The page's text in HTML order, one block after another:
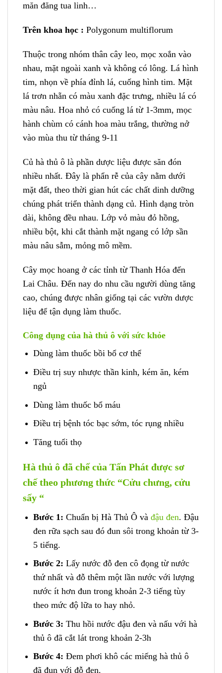
măn đăng tua linh…
Trên khoa học : Polygonum multiflorum
Thuộc trong nhóm thân cây leo, mọc xoắn vào
nhau, mặt ngoài xanh và không có lông. Lá hình
tim, nhọn về phía đỉnh lá, cuống hình tim. Mặt
lá trơn nhẵn có màu xanh đặc trưng, nhiều lá có
màu nâu. Hoa nhỏ có cuống lá từ 1-3mm, mọc
hành chùm có cánh hoa màu trắng, thường nở
vào mùa thu từ tháng 9-11
Củ hà thủ ô là phần dược liệu được săn đón
nhiều nhất. Đây là phẩn rễ của cây nằm dưới
mặt đất, theo thời gian hút các chất dinh dưỡng
chúng phát triển thành dạng củ. Hình dạng tròn
dài, không đều nhau. Lớp vỏ màu đỏ hồng,
nhiều bột, khi cắt thành mặt ngang có lớp sần
màu nâu sẫm, mỏng mô mềm.
Cây mọc hoang ở các tỉnh từ Thanh Hóa đến
Lai Châu. Đến nay do nhu cầu người dùng tăng
cao, chúng được nhân giống tại các vườn dược
liệu để tận dụng làm thuốc.
Công dụng của hà thủ ô với sức khỏe
Dùng làm thuốc bồi bổ cơ thể
Điều trị suy nhược thần kinh, kém ăn, kém
ngủ
Dùng làm thuốc bổ máu
Điều trị bệnh tóc bạc sớm, tóc rụng nhiều
Tăng tuổi thọ
Hà thủ ô đã chế của Tấn Phát được sơ
chế theo phương thức “Cửu chưng, cửu
sấy “
Bước 1: Chuẩn bị Hà Thủ Ô và đậu đen. Đậu
đen rữa sạch sau đó đun sôi trong khoản từ 3-
5 tiếng.
Bước 2: Lấy nước đỗ đen cô đọng từ nước
thứ nhất và đỗ thêm một lần nước với lượng
nước ít hơn đun trong khoản 2-3 tiếng tùy
theo mức độ lữa to hay nhỏ.
Bước 3: Thu hồi nước đậu đen và nấu với hà
thủ ô đã cắt lát trong khoản 2-3h
Bước 4: Đem phơi khô các miếng hà thủ ô
đã đun với đỗ đen.